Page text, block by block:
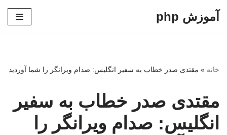
آموزش php
خانه » مقتدی صدر خطاب به سفیر انگلیس: صدام ویرانگر را شما آوردید
مقتدی صدر خطاب به سفیر
انگلیس: صدام ویرانگر را